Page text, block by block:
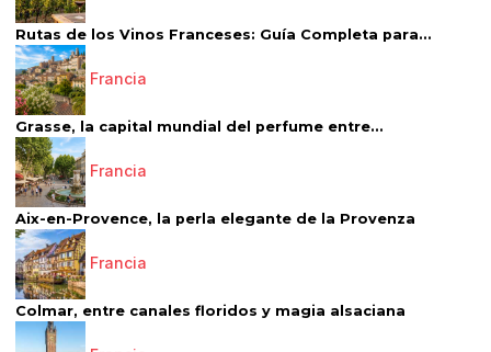
Rutas de los Vinos Franceses: Guía Completa para...
Francia
Grasse, la capital mundial del perfume entre...
Francia
Aix-en-Provence, la perla elegante de la Provenza
Francia
Colmar, entre canales floridos y magia alsaciana